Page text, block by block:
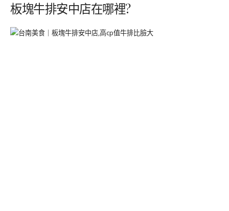
板塊牛排安中店在哪裡?